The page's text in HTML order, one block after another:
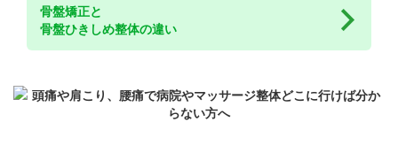
骨盤矯正と
骨盤ひきしめ整体の違い